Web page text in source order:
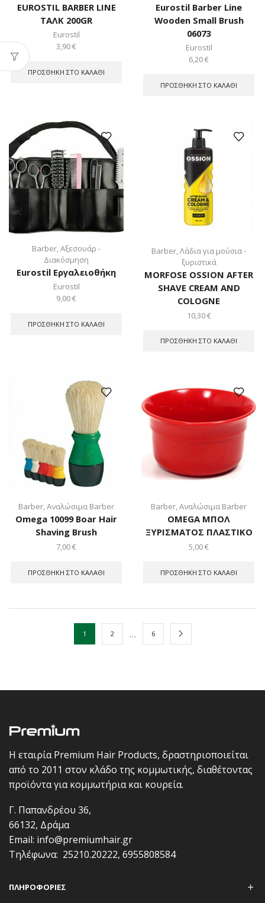
EUROSTIL BARBER LINE
ΤΑΛΚ 200GR
Eurostil
3,90€
ΠΡΟΣΘΉΚΗ ΣΤΟ ΚΑΛΆΘΙ
Eurostil Barber Line
Wooden Small Brush
06073
Eurostil
6,20€
ΠΡΟΣΘΉΚΗ ΣΤΟ ΚΑΛΆΘΙ
Barber,Αξεσουάρ -
Διακόσμηση
Eurostil Εργαλειοθήκη
Eurostil
9,00€
ΠΡΟΣΘΉΚΗ ΣΤΟ ΚΑΛΆΘΙ
Barber,Λάδια για μούσια -
ξυριστικά
MORFOSE OSSION AFTER
SHAVE CREAM AND
COLOGNE
10,30€
ΠΡΟΣΘΉΚΗ ΣΤΟ ΚΑΛΆΘΙ
Barber,Αναλώσιμα Barber
Omega 10099 Boar Hair
Shaving Brush
7,00€
ΠΡΟΣΘΉΚΗ ΣΤΟ ΚΑΛΆΘΙ
Barber,Αναλώσιμα Barber
OMEGA ΜΠΟΛ
ΞΥΡΙΣΜΑΤΟΣ ΠΛΑΣΤΙΚΟ
5,00€
ΠΡΟΣΘΉΚΗ ΣΤΟ ΚΑΛΆΘΙ
1 2 … 6
Η εταιρία Premium Hair Products, δραστηριοποιείται
από το 2011 στον κλάδο της κομμωτικής, διαθέτοντας
προϊόντα για κομμωτήρια και κουρεία.
Γ. Παπανδρέου 36,
66132, Δράμα
Email: info@premiumhair.gr
Τηλέφωνα: 25210.20222, 6955808584
ΠΛΗΡΟΦΟΡΊΕΣ